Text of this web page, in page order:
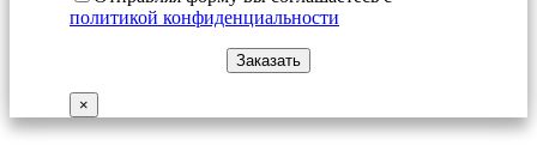
политикой конфиденциальности
×